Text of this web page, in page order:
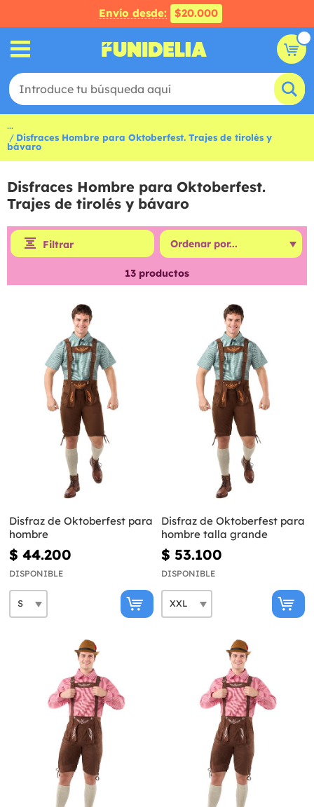
Envío desde: $20.000
...
Disfraces Hombre para Oktoberfest. Trajes de tirolés y
bávaro
Disfraces Hombre para Oktoberfest.
Trajes de tirolés y bávaro
Filtrar
13 productos
Disfraz de Oktoberfest para
hombre
$ 44.200
DISPONIBLE
Disfraz de Oktoberfest para
hombre talla grande
$ 53.100
DISPONIBLE